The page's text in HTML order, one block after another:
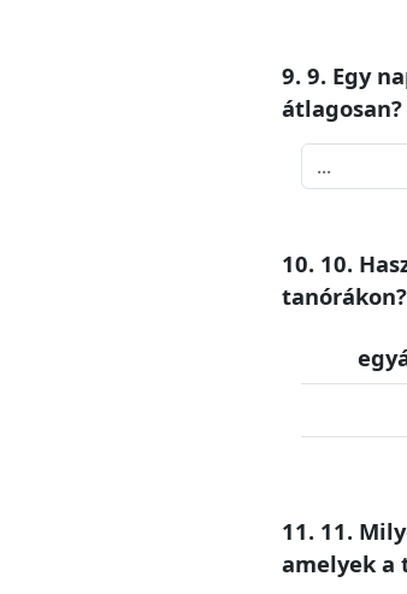
9. 9. Egy
átlagosan?
10. 10.
11. 11.
amelyek a